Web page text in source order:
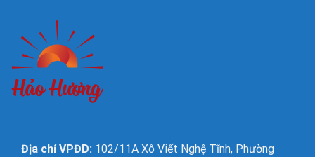
Địa chỉ VPĐD: 102/11A Xô Viết Nghệ Tĩnh, Phường